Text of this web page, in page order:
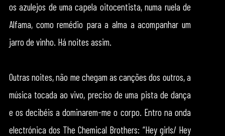
os azulejos de uma capela oitocentista, numa ruela de
Alfama, como remédio para a alma a acompanhar um
jarro de vinho. Há noites assim.
Outras noites, não me chegam as canções dos outros, a
música tocada ao vivo, preciso de uma pista de dança
e os decibéis a dominarem-me o corpo. Entro na onda
electrónica dos The Chemical Brothers: “Hey girls/ Hey